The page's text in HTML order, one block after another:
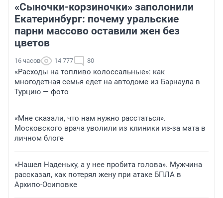
«Сыночки-корзиночки» заполонили
Екатеринбург: почему уральские
парни массово оставили жен без
цветов
16 часов 14 777 80
«Расходы на топливо колоссальные»: как
многодетная семья едет на автодоме из Барнаула в
Турцию — фото
«Мне сказали, что нам нужно расстаться».
Московского врача уволили из клиники из-за мата в
личном блоге
«Нашел Наденьку, а у нее пробита голова». Мужчина
рассказал, как потерял жену при атаке БПЛА в
Архипо-Осиповке